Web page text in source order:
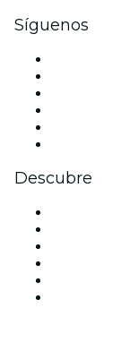
Síguenos
Descubre